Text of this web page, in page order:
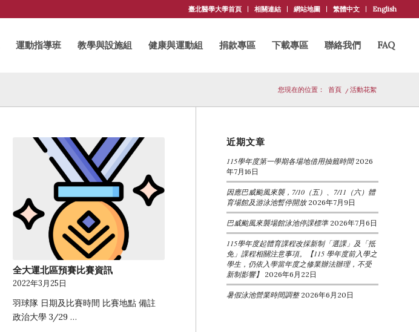
臺北醫學大學首頁 相關連結 網站地圖 繁體中文 English
運動指導班 教學與設施組 健康與運動組 捐款專區 下載專區 聯絡我們 FAQ
您現在的位置： 首頁 / 活動花絮
全大運北區預賽比賽資訊
2022年3月25日
羽球隊 日期及比賽時間 比賽地點 備註
政治大學 3/29 …
近期文章
115學年度第一學期各場地借用抽籤時間 2026
年7月16日
因應巴威颱風來襲，7/10（五）、7/11（六）體
育場館及游泳池暫停開放 2026年7月9日
巴威颱風來襲場館泳池停課標準 2026年7月6日
115學年度起體育課程改採新制「選課」及「抵
免」課程相關注意事項。【115 學年度前入學之
學生，仍依入學當年度之修業辦法辦理，不受
新制影響】 2026年6月22日
暑假泳池營業時間調整 2026年6月20日